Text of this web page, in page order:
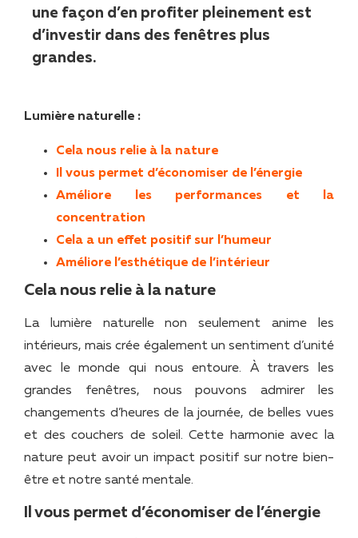
une façon d’en profiter pleinement est
d’investir dans des fenêtres plus
grandes.
Lumière naturelle :
Cela nous relie à la nature
Il vous permet d’économiser de l’énergie
Améliore les performances et la
concentration
Cela a un effet positif sur l’humeur
Améliore l’esthétique de l’intérieur
Cela nous relie à la nature
La lumière naturelle non seulement anime les
intérieurs, mais crée également un sentiment d’unité
avec le monde qui nous entoure. À travers les
grandes fenêtres, nous pouvons admirer les
changements d’heures de la journée, de belles vues
et des couchers de soleil. Cette harmonie avec la
nature peut avoir un impact positif sur notre bien-
être et notre santé mentale.
Il vous permet d’économiser de l’énergie